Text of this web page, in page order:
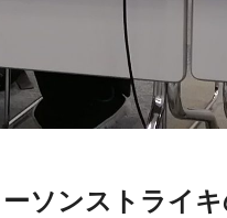
ソンストライ